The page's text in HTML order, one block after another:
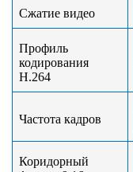
Сжатие видео
Профиль
кодирования
H.264
Частота кадров
Коридорный